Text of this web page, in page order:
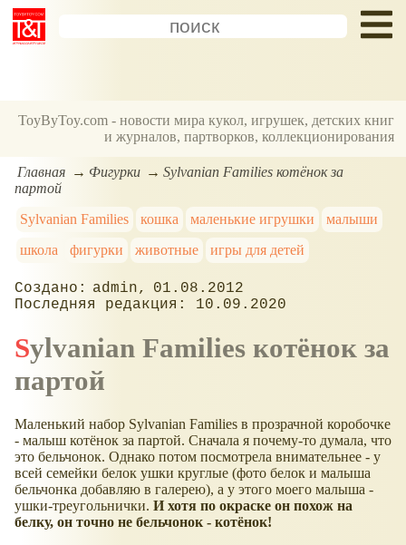
ToyByToy.com - новости мира кукол, игрушек, детских книг
и журналов, партворков, коллекционирования
Главная Фигурки
Sylvanian Families котёнок за
партой
Sylvanian Families
кошка маленькие игрушки
малыши
школа
фигурки животные игры для детей
admin
01.08.2012
10.09.2020
Sylvanian Families котёнок за
партой
Маленький набор Sylvanian Families в прозрачной коробочке
- малыш котёнок за партой. Сначала я почему-то думала, что
это бельчонок. Однако потом посмотрела внимательнее - у
всей семейки белок ушки круглые (фото белок и малыша
бельчонка добавляю в галерею), а у этого моего малыша -
ушки-треугольнички. И хотя по окраске он похож на
белку, он точно не бельчонок - котёнок!